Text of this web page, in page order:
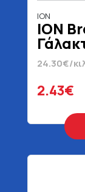
ΙΟΝ
ION
24.30€/
2.43€